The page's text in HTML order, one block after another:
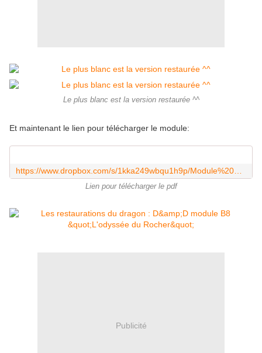
Le plus blanc est la version restaurée ^^
Et maintenant le lien pour télécharger le module:
Lien pour télécharger le pdf
Publicité